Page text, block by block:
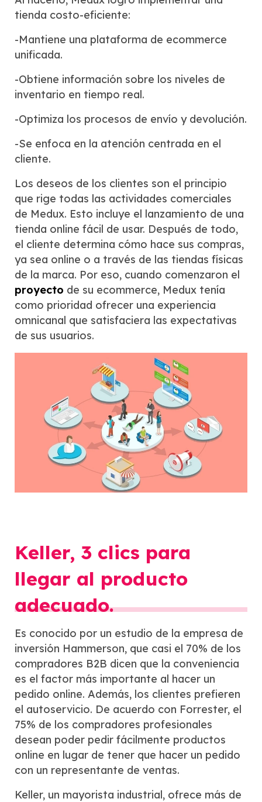
tienda costo-eficiente:
-Mantiene una plataforma de ecommerce
unificada.
-Obtiene información sobre los niveles de
inventario en tiempo real.
-Optimiza los procesos de envío y devolución.
-Se enfoca en la atención centrada en el
cliente.
Los deseos de los clientes son el principio
que rige todas las actividades comerciales
de Medux. Esto incluye el lanzamiento de una
tienda online fácil de usar. Después de todo,
el cliente determina cómo hace sus compras,
ya sea online o a través de las tiendas físicas
de la marca. Por eso, cuando comenzaron el
proyecto de su ecommerce, Medux tenía
como prioridad ofrecer una experiencia
omnicanal que satisfaciera las expectativas
de sus usuarios.
Keller, 3 clics para
llegar al producto
adecuado.
Es conocido por un estudio de la empresa de
inversión Hammerson, que casi el 70% de los
compradores B2B dicen que la conveniencia
es el factor más importante al hacer un
pedido online. Además, los clientes prefieren
el autoservicio. De acuerdo con Forrester, el
75% de los compradores profesionales
desean poder pedir fácilmente productos
online en lugar de tener que hacer un pedido
con un representante de ventas.
Keller, un mayorista industrial, ofrece más de